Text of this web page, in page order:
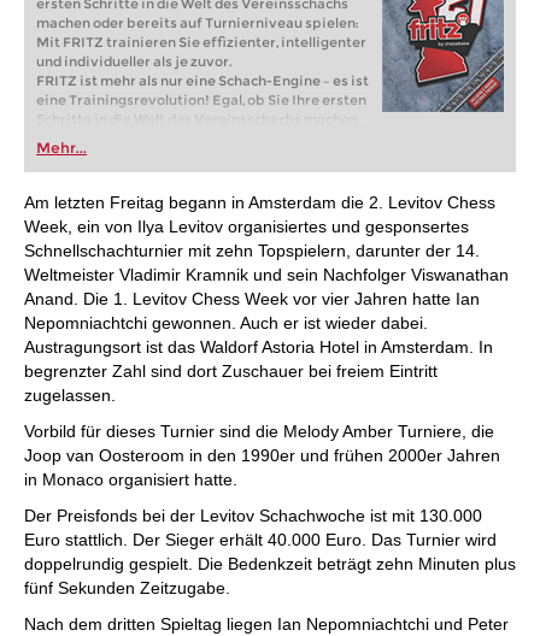
ersten Schritte in die Welt des Vereinsschachs
machen oder bereits auf Turnierniveau spielen:
Mit FRITZ trainieren Sie effizienter, intelligenter
und individueller als je zuvor.
FRITZ ist mehr als nur eine Schach-Engine – es ist
eine Trainingsrevolution! Egal, ob Sie Ihre ersten
Schritte in die Welt des Vereinsschachs machen
oder bereits auf Turnierniveau spielen: Mit
FRITZ trainieren Sie effizienter, intelligenter und
individueller als je zuvor.
Mehr...
Am letzten Freitag begann in Amsterdam die 2. Levitov Chess
Week, ein von Ilya Levitov organisiertes und gesponsertes
Schnellschachturnier mit zehn Topspielern, darunter der 14.
Weltmeister Vladimir Kramnik und sein Nachfolger Viswanathan
Anand. Die 1. Levitov Chess Week vor vier Jahren hatte Ian
Nepomniachtchi gewonnen. Auch er ist wieder dabei.
Austragungsort ist das Waldorf Astoria Hotel in Amsterdam. In
begrenzter Zahl sind dort Zuschauer bei freiem Eintritt
zugelassen.
Vorbild für dieses Turnier sind die Melody Amber Turniere, die
Joop van Oosteroom in den 1990er und frühen 2000er Jahren
in Monaco organisiert hatte.
Der Preisfonds bei der Levitov Schachwoche ist mit 130.000
Euro stattlich. Der Sieger erhält 40.000 Euro. Das Turnier wird
doppelrundig gespielt. Die Bedenkzeit beträgt zehn Minuten plus
fünf Sekunden Zeitzugabe.
Nach dem dritten Spieltag liegen Ian Nepomniachtchi und Peter